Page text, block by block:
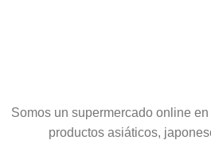
Somos un supermercado online
productos asiáticos,